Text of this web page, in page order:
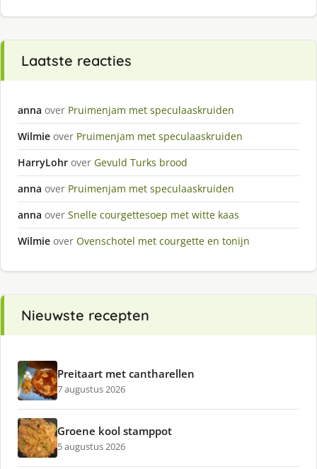
Laatste reacties
anna over Pruimenjam met speculaaskruiden
Wilmie over Pruimenjam met speculaaskruiden
HarryLohr over Gevuld Turks brood
anna over Pruimenjam met speculaaskruiden
anna over Snelle courgettesoep met witte kaas
Wilmie over Ovenschotel met courgette en tonijn
Nieuwste recepten
Preitaart met cantharellen
7 augustus 2026
Groene kool stamppot
5 augustus 2026